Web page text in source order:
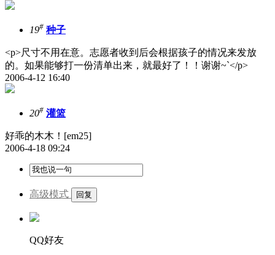
19# 种子
<p>尺寸不用在意。志愿者收到后会根据孩子的情况来发放
的。如果能够打一份清单出来，就最好了！！谢谢~`</p>
2006-4-12 16:40
20# 灌篮
好乖的木木！[em25]
2006-4-18 09:24
高级模式
QQ好友